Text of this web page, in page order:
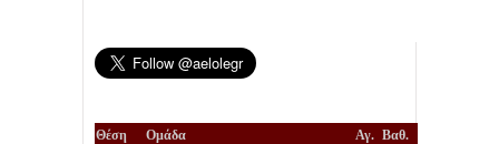
Θέση Ομάδα Αγ. Βαθ.